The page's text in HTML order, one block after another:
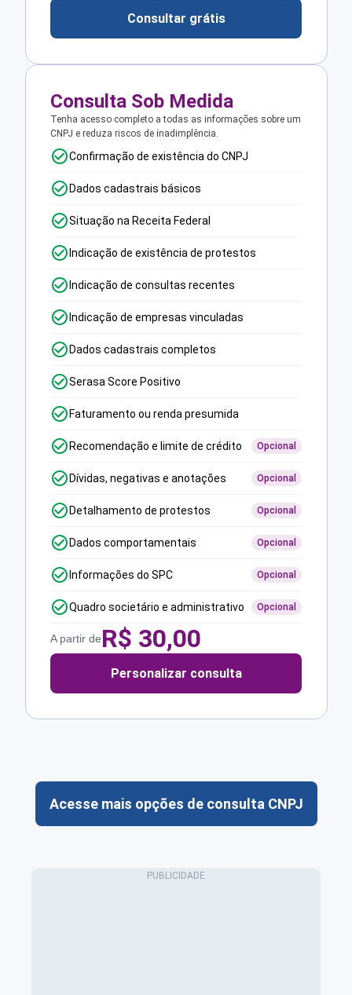
Consultar grátis
Consulta Sob Medida
Tenha acesso completo a todas as informações sobre um
CNPJ e reduza riscos de inadimplência.
Confirmação de existência do CNPJ
Dados cadastrais básicos
Situação na Receita Federal
Indicação de existência de protestos
Indicação de consultas recentes
Indicação de empresas vinculadas
Dados cadastrais completos
Serasa Score Positivo
Faturamento ou renda presumida
Recomendação e limite de crédito Opcional
Dívidas, negativas e anotações Opcional
Detalhamento de protestos Opcional
Dados comportamentais Opcional
Informações do SPC Opcional
Quadro societário e administrativo Opcional
A partir deR$ 30,00
Personalizar consulta
Acesse mais opções de consulta CNPJ